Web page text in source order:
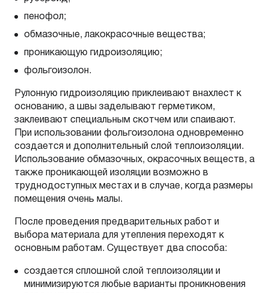
пенофол;
обмазочные, лакокрасочные вещества;
проникающую гидроизоляцию;
фольгоизолон.
Рулонную гидроизоляцию приклеивают внахлест к
основанию, а швы заделывают герметиком,
заклеивают специальным скотчем или спаивают.
При использовании фольгоизолона одновременно
создается и дополнительный слой теплоизоляции.
Использование обмазочных, окрасочных веществ, а
также проникающей изоляции возможно в
труднодоступных местах и в случае, когда размеры
помещения очень малы.
После проведения предварительных работ и
выбора материала для утепления переходят к
основным работам. Существует два способа:
создается сплошной слой теплоизоляции и
минимизируются любые варианты проникновения